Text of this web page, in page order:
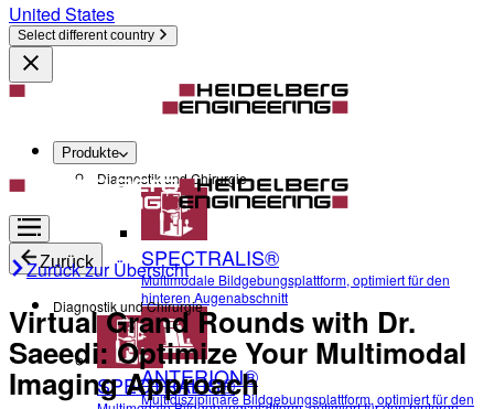
United States
Select different country
Produkte
Diagnostik und Chirurgie
SPECTRALIS®
Multimodale Bildgebungsplattform, optimiert für den
hinteren Augenabschnitt
ANTERION®
Multidisziplinäre Bildgebungsplattform, optimiert für den
Zurück
Diagnostik und Chirurgie
SPECTRALIS®
Zurück zur Übersicht
Virtual Grand Rounds with Dr.
Saeedi: Optimize Your Multimodal
Imaging Approach